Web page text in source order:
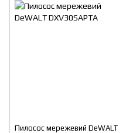
Пилосос мережевий DeWALT